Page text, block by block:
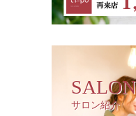
SALON
サロン紹介